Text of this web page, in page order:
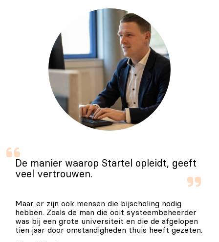
De manier waarop Startel opleidt, geeft
veel vertrouwen.
Maar er zijn ook mensen die bijscholing nodig
hebben. Zoals de man die ooit systeembeheerder
was bij een grote universiteit en die de afgelopen
tien jaar door omstandigheden thuis heeft gezeten.